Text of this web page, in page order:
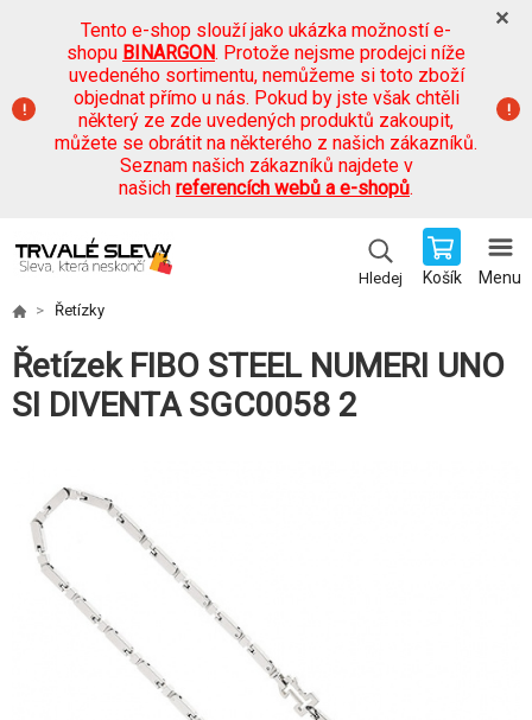
Tento e-shop slouží jako ukázka možností e-
shopu BINARGON. Protože nejsme prodejci níže
uvedeného sortimentu, nemůžeme si toto zboží
objednat přímo u nás. Pokud by jste však chtěli
některý ze zde uvedených produktů zakoupit,
můžete se obrátit na některého z našich zákazníků.
Seznam našich zákazníků najdete v
našich referencích webů a e-shopů.
Hledej Košík Menu
Řetízky
Řetízek FIBO STEEL NUMERI UNO
SI DIVENTA SGC0058 2